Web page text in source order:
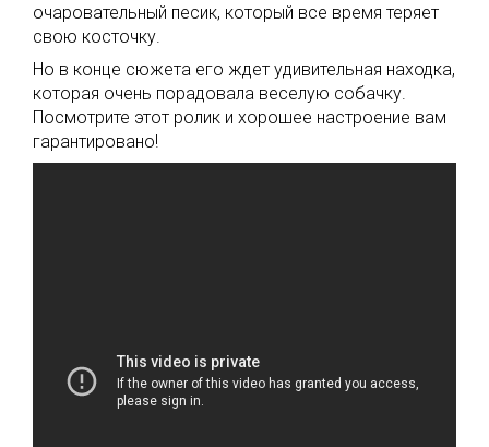
очаровательный песик, который все время теряет
свою косточку.
Но в конце сюжета его ждет удивительная находка,
которая очень порадовала веселую собачку.
Посмотрите этот ролик и хорошее настроение вам
гарантировано!